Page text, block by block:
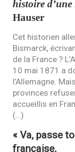
histoire
Hauser
Cet historien
Bismarck,
de la France ?
10 mai 1871 a
l’Allemagne.
provinces
accueillis en
(…)
« Va, passe
française,